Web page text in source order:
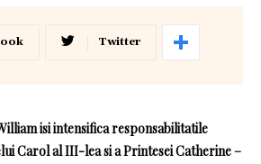
Twitter
isi intensifica responsabilitatile
Carol al III-lea si a Printesei Catherine –